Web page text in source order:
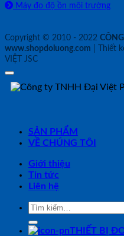
Máy đo độ ồn môi trường
Copyright © 2010 - 2022
www.shopdoluong.com | Thiết
VIỆT JSC
SẢN PHẨM
VỀ CHÚNG TÔI
Giới thiệu
Tin tức
Liên hệ
Tìm
kiếm:
THIẾT BỊ